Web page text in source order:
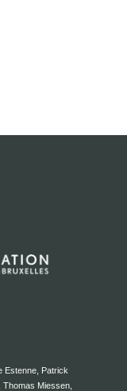
Estenne, Patrick
Thomas Miessen,